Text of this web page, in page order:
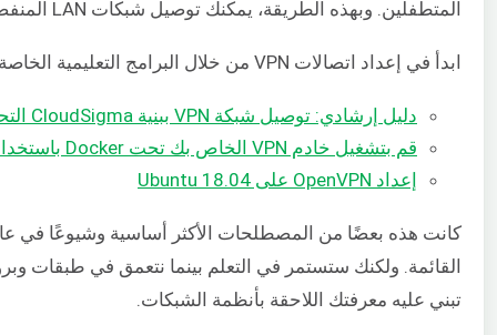
المتطفلين. وبهذه الطريقة، يمكنك توصيل شبكات LAN المنفصلة والأنظمة البعيدة بأمان عبر الإنترنت.
ابدأ في إعداد اتصالات VPN من خلال البرامج التعليمية الخاصة بنا:
دليل إرشادي: توصيل شبكة VPN ببنية CloudSigma التحتية
قم بتشغيل خادم VPN الخاص بك تحت Docker باستخدام OpenVPN Access Server
إعداد OpenVPN على Ubuntu 18.04
كانت هذه بعضًا من المصطلحات الأكثر أساسية وشيوعًا في
القائمة. ولكنك ستستمر في التعلم بينما نتعمق في
تبني عليه معرفتك اللاحقة بأنظمة الشبكات.